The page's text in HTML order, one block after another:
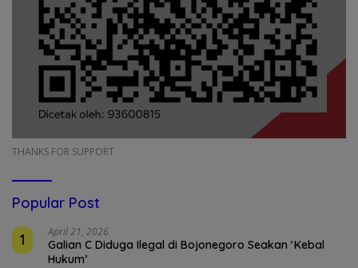
THANKS FOR SUPPORT
Popular Post
1
April 21, 2026
Galian C Diduga Ilegal di Bojonegoro Seakan ‘Kebal
Hukum’